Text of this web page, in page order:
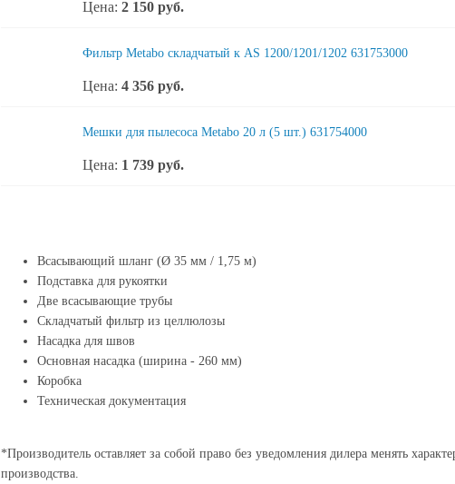
Цена: 2 150 руб.
Фильтр Metabo складчатый к AS 1200/1201/1202 631753000
Цена: 4 356 руб.
Мешки для пылесоса Metabo 20 л (5 шт.) 631754000
Цена: 1 739 руб.
Всасывающий шланг (Ø 35 мм / 1,75 м)
Подставка для рукоятки
Две всасывающие трубы
Складчатый фильтр из целлюлозы
Насадка для швов
Основная насадка (ширина - 260 мм)
Коробка
Техническая документация
*Производитель оставляет за собой право без уведомления дилера менять
производства.